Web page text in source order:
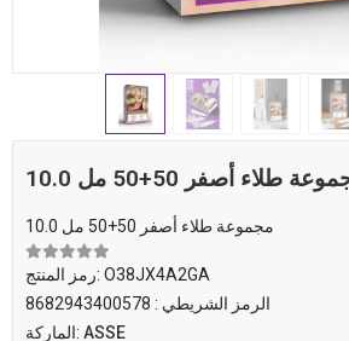
مجموعة طلاء أصفر 50+50 مل
10.0 مجموعة طلاء أصفر 50+50 مل
رمز المنتج: O38JX4A2GA
الرمز الشريطي : 8682943400578
الماركة: ASSE